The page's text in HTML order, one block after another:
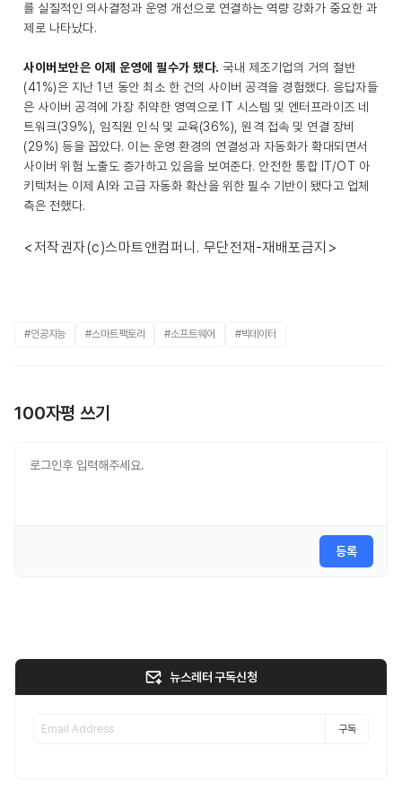
를 실질적인 의사결정과 운영 개선으로 연결하는 역량 강화가 중요한 과
제로 나타났다.
사이버보안은 이제 운영에 필수가 됐다. 국내 제조기업의 거의 절반
(41%)은 지난 1년 동안 최소 한 건의 사이버 공격을 경험했다. 응답자들
은 사이버 공격에 가장 취약한 영역으로 IT 시스템 및 엔터프라이즈 네
트워크(39%), 임직원 인식 및 교육(36%), 원격 접속 및 연결 장비
(29%) 등을 꼽았다. 이는 운영 환경의 연결성과 자동화가 확대되면서
사이버 위험 노출도 증가하고 있음을 보여준다. 안전한 통합 IT/OT 아
키텍처는 이제 AI와 고급 자동화 확산을 위한 필수 기반이 됐다고 업체
측은 전했다.
<저작권자(c)스마트앤컴퍼니. 무단전재-재배포금지>
#인공지능 #스마트팩토리 #소프트웨어 #빅데이터
100자평 쓰기
등록
뉴스레터 구독신청
구독